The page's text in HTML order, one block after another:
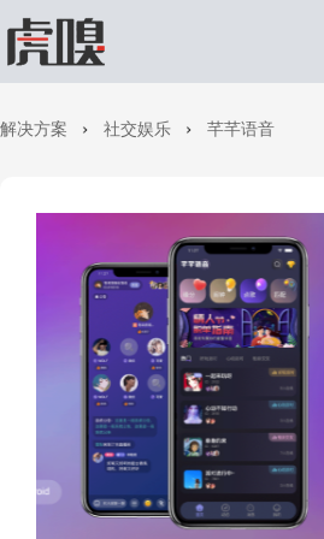
解决方案 社交娱乐 芊芊语音